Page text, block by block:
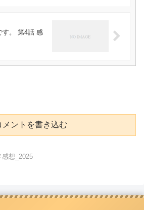
す。 第4話 感
メントを書き込む
感想_2025